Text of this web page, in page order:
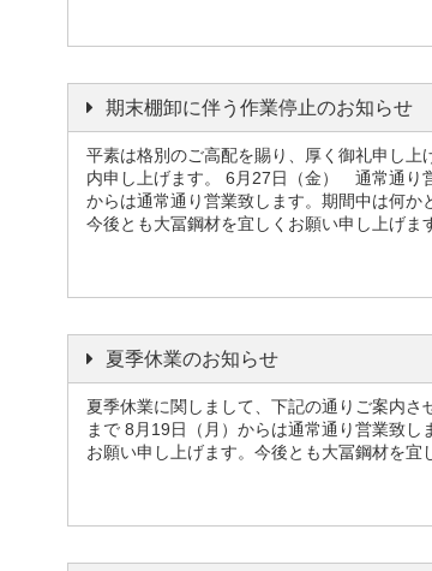
期末棚卸に伴う作業停止のお知らせ
平素は格別のご高配を賜り、厚く御礼申し
内申し上げます。 6月27日（金） 通常通り
からは通常通り営業致します。期間中は何か
今後とも大冨鋼材を宜しくお願い申し上げま
夏季休業のお知らせ
夏季休業に関しまして、下記の通りご案内さ
まで 8月19日（月）からは通常通り営業致
お願い申し上げます。今後とも大冨鋼材を宜